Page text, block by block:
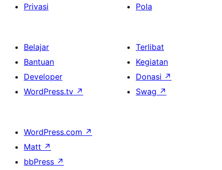
Privasi
Pola
Belajar
Bantuan
Developer
WordPress.tv ↗
Terlibat
Kegiatan
Donasi ↗
Swag ↗
WordPress.com ↗
Matt ↗
bbPress ↗